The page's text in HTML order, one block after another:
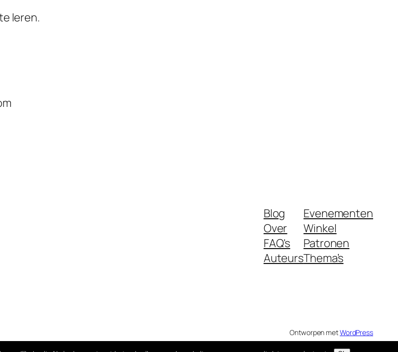
leren.
Blog
Over
FAQ's
Auteurs
Evenementen
Winkel
Patronen
Thema’s
Ontworpen metWordPress